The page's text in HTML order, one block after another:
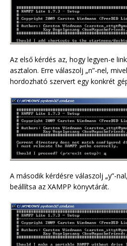
Az első kérdés az, hogy legyen-e
asztalon. Erre válaszolj „n”-nel,
hordozható szervert egy konkrét
A második kérdésre válaszolj „y”-
beállítsa az XAMPP könyvtárát.